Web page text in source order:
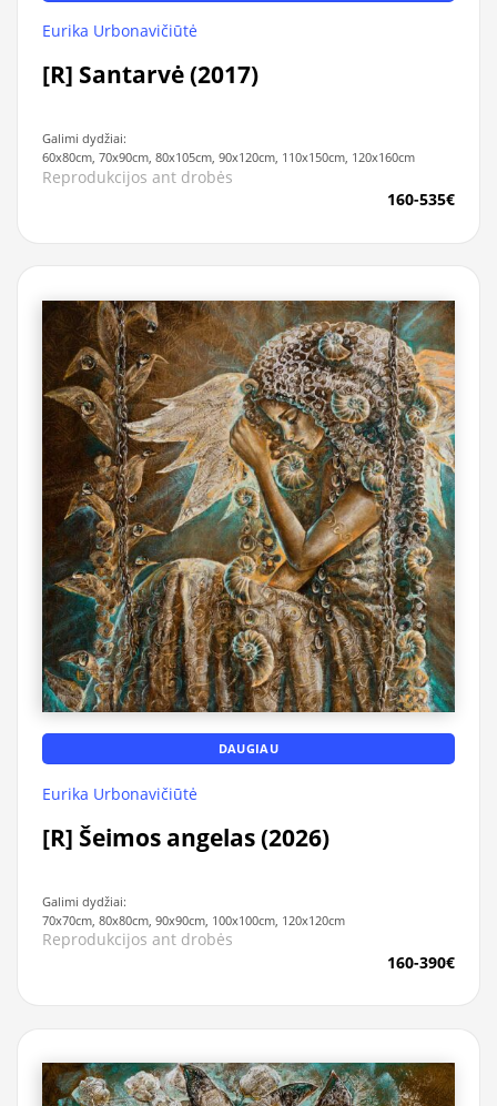
Eurika Urbonavičiūtė
[R] Santarvė (2017)
Galimi dydžiai:
60x80cm, 70x90cm, 80x105cm, 90x120cm, 110x150cm, 120x160cm
Reprodukcijos ant drobės
160-535€
DAUGIAU
Eurika Urbonavičiūtė
[R] Šeimos angelas (2026)
Galimi dydžiai:
70x70cm, 80x80cm, 90x90cm, 100x100cm, 120x120cm
Reprodukcijos ant drobės
160-390€